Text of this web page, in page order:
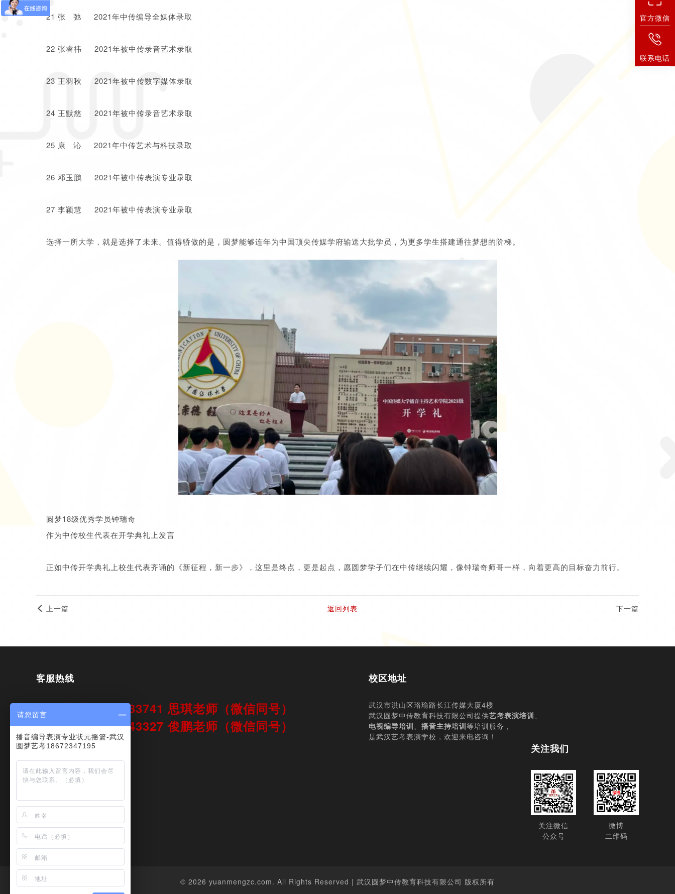
21 张 弛 2021年中传编导全媒体录取
22 张睿祎 2021年被中传录音艺术录取
23 王羽秋 2021年被中传数字媒体录取
24 王默慈 2021年被中传录音艺术录取
25 康 沁 2021年中传艺术与科技录取
26 邓玉鹏 2021年被中传表演专业录取
27 李颖慧 2021年被中传表演专业录取
选择一所大学，就是选择了未来。值得骄傲的是，圆梦能够连年为中国顶尖传媒学府输送大批学员，为更多学生搭建通往梦想的阶梯。
圆梦18级优秀学员钟瑞奇
作为中传校生代表在开学典礼上发言
正如中传开学典礼上校生代表齐诵的《新征程，新一步》，这里是终点，更是起点，愿圆梦学子们在中传继续闪耀，像钟瑞奇师哥一样，向着更高的目标奋力前行。
上一篇 返回列表 下一篇
客服热线
咨询电话15172533741 思琪老师（微信同号）
咨询电话18086643327 俊鹏老师（微信同号）
周一至周日8：00-21：00
在线咨询
校区地址
武汉市洪山区珞瑜路长江传媒大厦4楼
武汉圆梦中传教育科技有限公司提供艺考表演培训 、
电视编导培训 、 播音主持培训等培训服务，
是武汉艺考表演学校，欢迎来电咨询！
关注我们
关注微信
公众号
微博
二维码
© 2026 yuanmengzc.com. All Rights Reserved | 武汉圆梦中传教育科技有限公司 版权所有
官方微信
联系电话
请您留言
播音编导表演专业状元摇篮-武汉
圆梦艺考18672347195